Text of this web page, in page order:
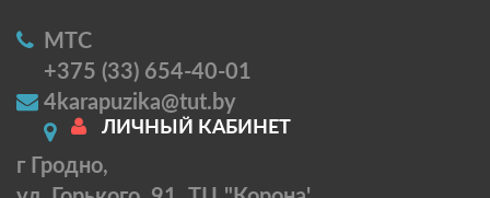
МТС
+375 (33) 654-40-01
4karapuzika@tut.by
г Гродно,
ЛИЧНЫЙ КАБИНЕТ